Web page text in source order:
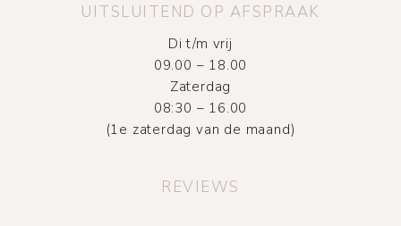
UITSLUITEND OP AFSPRAAK
Di t/m vrij
09.00 – 18.00
Zaterdag
08:30 – 16.00
(1e zaterdag van de maand)
REVIEWS